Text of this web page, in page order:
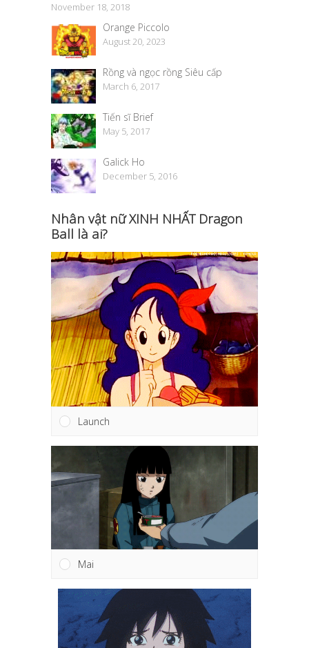
November 18, 2018
Orange Piccolo
August 20, 2023
Rồng và ngọc rồng Siêu cấp
March 6, 2017
Tiến sĩ Brief
May 5, 2017
Galick Ho
December 5, 2016
Nhân vật nữ XINH NHẤT Dragon
Ball là ai?
Launch
Mai